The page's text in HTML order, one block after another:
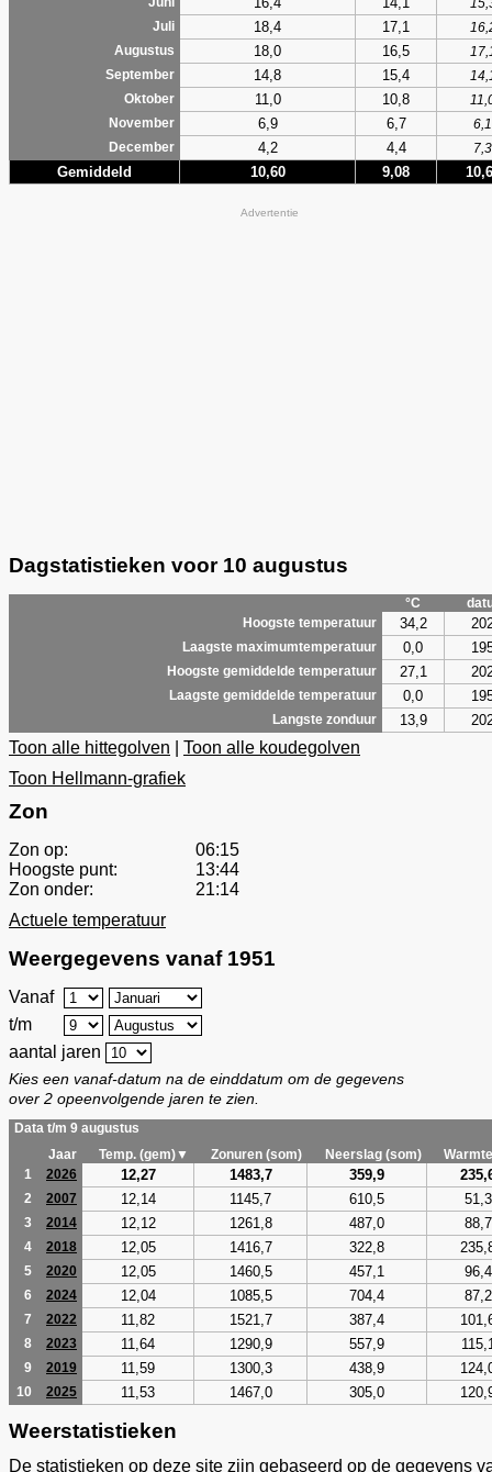
Juli
18,4 17,1
Augustus
18,0 16,5
September
14,8 15,4
Oktober
11,0 10,8
November
6,9 6,7
6,1
December
4,2 4,4 7,3
Gemiddeld 10,60 9,08
Advertentie
Dagstatistieken voor 10 augustus
°C
Hoogste temperatuur
34,2
Laagste maximumtemperatuur 0,0
Hoogste gemiddelde temperatuur 27,1
Laagste gemiddelde temperatuur 0,0
Langste zonduur 13,9
Toon alle hittegolven
Toon alle koudegolven
Toon Hellmann-grafiek
Zon
Zon op:
06:15
Hoogste punt:
13:44
Zon onder:
21:14
Actuele temperatuur
Weergegevens vanaf 1951
Vanaf
t/m
aantal jaren
Kies een vanaf-datum na de einddatum om de gegevens
over 2 opeenvolgende jaren te zien.
Data t/m 9 augustus
Jaar
Temp. (gem)▼ Zonuren (som) Neerslag (som)
1
2026 12,27 1483,7 359,9
2 2007 12,14 1145,7 610,5 51,3
3 2014 12,12 1261,8 487,0 88,7
4 2018 12,05 1416,7 322,8
5 2020 12,05 1460,5 457,1 96,4
6 2024 12,04 1085,5 704,4 87,2
7 2022 11,82 1521,7 387,4
8 2023 11,64 1290,9 557,9
9 2019 11,59 1300,3 438,9
10 2025 11,53 1467,0 305,0
Weerstatistieken
De statistieken op deze site zijn gebaseerd op de gegevens